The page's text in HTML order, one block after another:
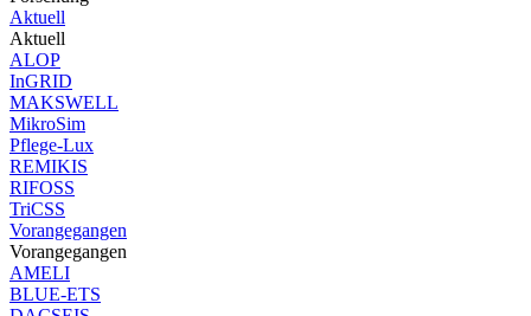
Aktuell
Aktuell
ALOP
InGRID
MAKSWELL
MikroSim
Pflege-Lux
REMIKIS
RIFOSS
TriCSS
Vorangegangen
Vorangegangen
AMELI
BLUE-ETS